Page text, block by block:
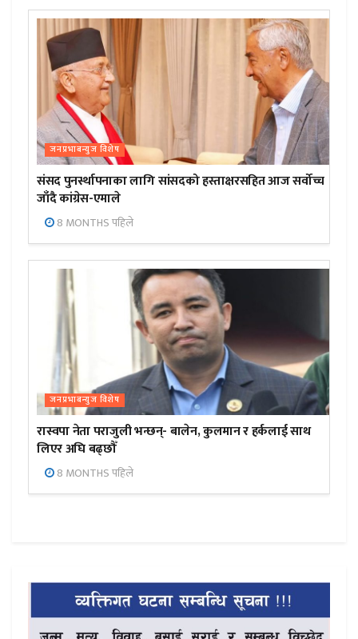
जनप्रभाबन्युज विशेष
संसद पुनर्स्थापनाका लागि सांसदको हस्ताक्षरसहित आज सर्वोच्च
जाँदै कांग्रेस-एमाले
8 MONTHS पहिले
जनप्रभाबन्युज विशेष
रास्वपा नेता पराजुली भन्छन्- बालेन, कुलमान र हर्कलाई साथ
लिएर अघि बढ्छौँ
8 MONTHS पहिले